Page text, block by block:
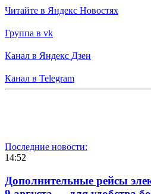
Читайте в Яндекс Новостях
Группа в vk
Канал в Яндекс Дзен
Канал в Telegram
Последние новости:
14:52
Дополнительные рейсы